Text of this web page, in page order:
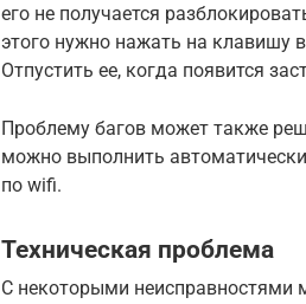
его не получается
этого нужно нажать на клавишу
Отпустить ее, когда появится
Проблему багов может также
можно выполнить
по wifi.
Техническая проблема
С некоторыми неисправностями